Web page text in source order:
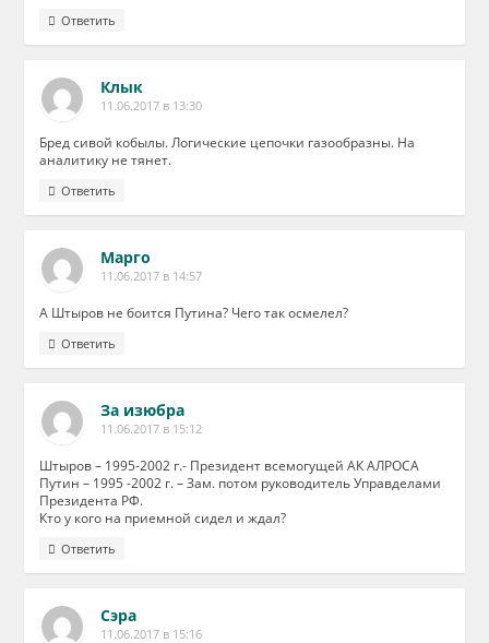
Ответить
Клык
11.06.2017 в 13:30
Бред сивой кобылы. Логические цепочки газообразны. На
аналитику не тянет.
Ответить
Марго
11.06.2017 в 14:57
А Штыров не боится Путина? Чего так осмелел?
Ответить
За изюбра
11.06.2017 в 15:12
Штыров – 1995-2002 г.- Президент всемогущей АК АЛРОСА
Путин – 1995 -2002 г. – Зам. потом руководитель Управделами
Президента РФ.
Кто у кого на приемной сидел и ждал?
Ответить
Сэра
11.06.2017 в 15:16